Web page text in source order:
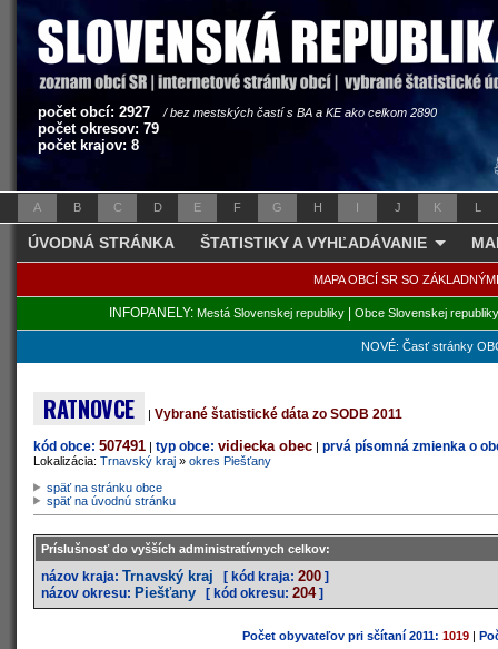
počet obcí: 2927 / bez mestských častí s BA a KE ako celkom 2890
počet okresov: 79
počet krajov: 8
A B C D E F G H I J K L
ÚVODNÁ STRÁNKA ŠTATISTIKY A VYHĽADÁVANIE
MAPA OBCÍ SR SO
INFOPANELY: Mestá Slovenskej republiky| Obce Slovenskej republiky
NOVÉ: Časť stránky
RATNOVCE |Vybrané štatistické dáta zo SODB 2011
kód obce: 507491 | typ obce: vidiecka obec | prvá písomná zmienka o
Lokalizácia: Trnavský kraj » okres Piešťany
späť na stránku obce
späť na úvodnú stránku
Príslušnosť do vyšších administratívnych celkov:
názov kraja: Trnavský kraj [ kód kraja: 200 ]
názov okresu: Piešťany [ kód okresu: 204]
Počet obyvateľov pri sčítaní 2011: 1019 |